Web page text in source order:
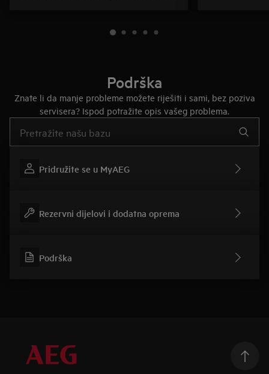
Podrška
Znate li da manje probleme možete riješiti i sami, bez poziva
servisera? Ispod potražite opis vašeg problema.
Pridružite se u MyAEG
Rezervni dijelovi i dodatna oprema
Podrška